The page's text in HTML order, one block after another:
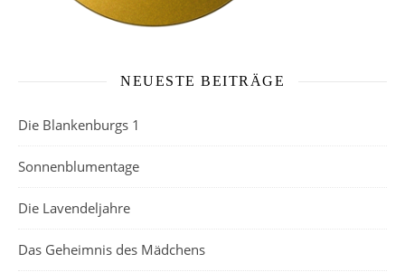
NEUESTE BEITRÄGE
Die Blankenburgs 1
Sonnenblumentage
Die Lavendeljahre
Das Geheimnis des Mädchens